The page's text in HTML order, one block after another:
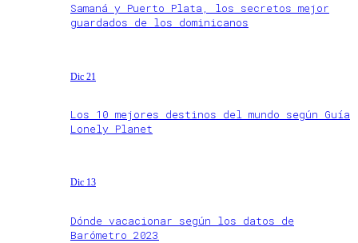
Samaná y Puerto Plata, los secretos mejor
guardados de los dominicanos
Dic 21
Los 10 mejores destinos del mundo según Guía
Lonely Planet
Dic 13
Dónde vacacionar según los datos de
Barómetro 2023